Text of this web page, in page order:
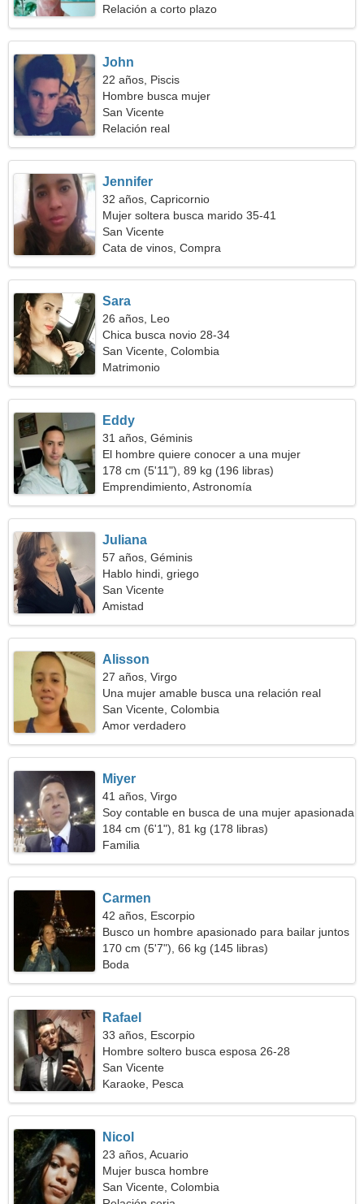
Relación a corto plazo
John
22 años, Piscis
Hombre busca mujer
San Vicente
Relación real
Jennifer
32 años, Capricornio
Mujer soltera busca marido 35-41
San Vicente
Cata de vinos, Compra
Sara
26 años, Leo
Chica busca novio 28-34
San Vicente, Colombia
Matrimonio
Eddy
31 años, Géminis
El hombre quiere conocer a una mujer
178 cm (5'11"), 89 kg (196 libras)
Emprendimiento, Astronomía
Juliana
57 años, Géminis
Hablo hindi, griego
San Vicente
Amistad
Alisson
27 años, Virgo
Una mujer amable busca una relación real
San Vicente, Colombia
Amor verdadero
Miyer
41 años, Virgo
Soy contable en busca de una mujer apasionada
184 cm (6'1"), 81 kg (178 libras)
Familia
Carmen
42 años, Escorpio
Busco un hombre apasionado para bailar juntos
170 cm (5'7"), 66 kg (145 libras)
Boda
Rafael
33 años, Escorpio
Hombre soltero busca esposa 26-28
San Vicente
Karaoke, Pesca
Nicol
23 años, Acuario
Mujer busca hombre
San Vicente, Colombia